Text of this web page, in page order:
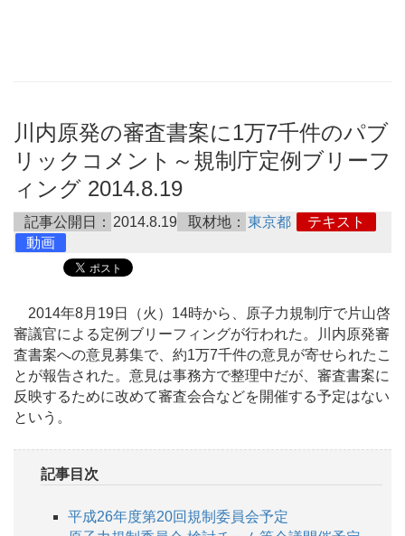
川内原発の審査書案に1万7千件のパブ
リックコメント～規制庁定例ブリーフ
ィング 2014.8.19
記事公開日： 2014.8.19 取材地： 東京都
テキスト
動画
2014年8月19日（火）14時から、原子力規制庁で片山啓
審議官による定例ブリーフィングが行われた。川内原発審
査書案への意見募集で、約1万7千件の意見が寄せられたこ
とが報告された。意見は事務方で整理中だが、審査書案に
反映するために改めて審査会合などを開催する予定はない
という。
記事目次
平成26年度第20回規制委員会予定